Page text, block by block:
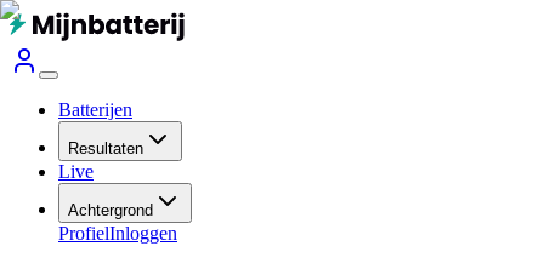
Batterijen
Resultaten
Live
Achtergrond
ProfielInloggen